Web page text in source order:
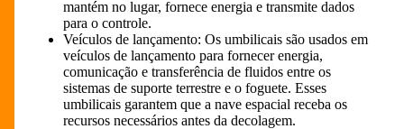
mantém no lugar, fornece energia e transmite dados
para o controle.
Veículos de lançamento: Os umbilicais são usados em
veículos de lançamento para fornecer energia,
comunicação e transferência de fluidos entre os
sistemas de suporte terrestre e o foguete. Esses
umbilicais garantem que a nave espacial receba os
recursos necessários antes da decolagem.